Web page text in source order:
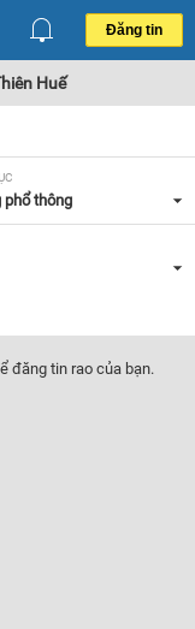
Đăng tin
Huế
phổ thông
đăng tin rao của bạn.